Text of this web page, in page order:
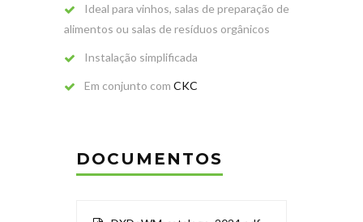
Ideal para vinhos, salas de preparação de
alimentos ou salas de resíduos orgânicos
Instalação simplificada
Em conjunto com CKC
DOCUMENTOS